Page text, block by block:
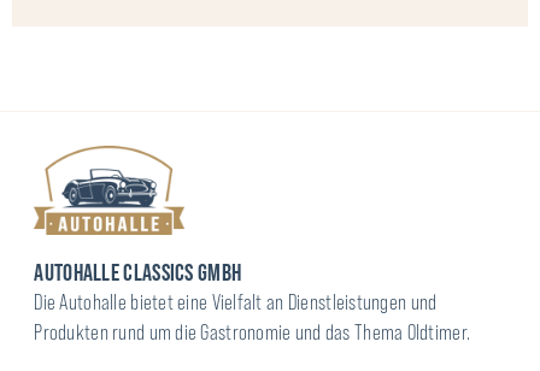
AUTOHALLE CLASSICS GMBH
Die Autohalle bietet eine Vielfalt an Dienstleistungen und
Produkten rund um die Gastronomie und das Thema Oldtimer.